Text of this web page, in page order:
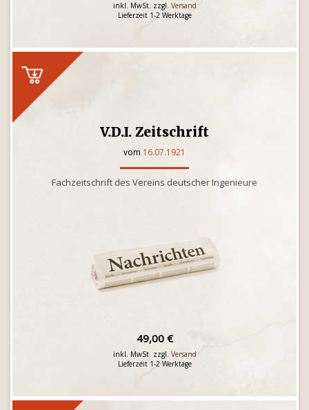
inkl. MwSt. zzgl. Versand
Lieferzeit 1-2 Werktage
V.D.I. Zeitschrift
vom 16.07.1921
Fachzeitschrift des Vereins deutscher Ingenieure
49,00 €
inkl. MwSt. zzgl. Versand
Lieferzeit 1-2 Werktage